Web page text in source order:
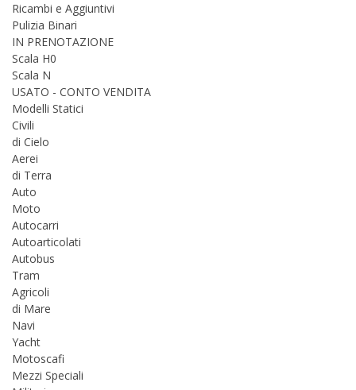
Ricambi e Aggiuntivi
Pulizia Binari
IN PRENOTAZIONE
Scala H0
Scala N
USATO - CONTO VENDITA
Modelli Statici
Civili
di Cielo
Aerei
di Terra
Auto
Moto
Autocarri
Autoarticolati
Autobus
Tram
Agricoli
di Mare
Navi
Yacht
Motoscafi
Mezzi Speciali